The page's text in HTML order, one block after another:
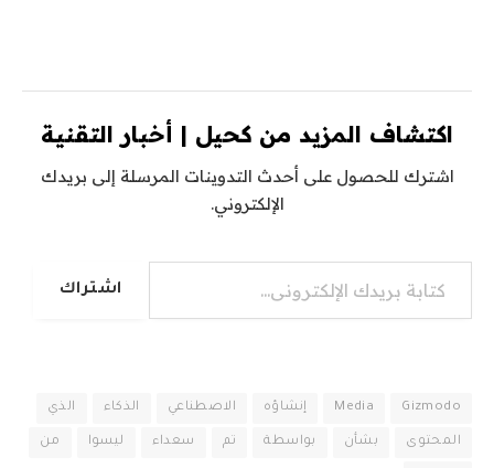
اكتشاف المزيد من كحيل | أخبار التقنية
اشترك للحصول على أحدث التدوينات المرسلة إلى بريدك
الإلكتروني.
كتابة بريدك الإلكتروني...
اشتراك
Gizmodo
Media إنشاؤه الاصطناعي الذكاء الذي
المحتوى بشأن بواسطة تم سعداء ليسوا من